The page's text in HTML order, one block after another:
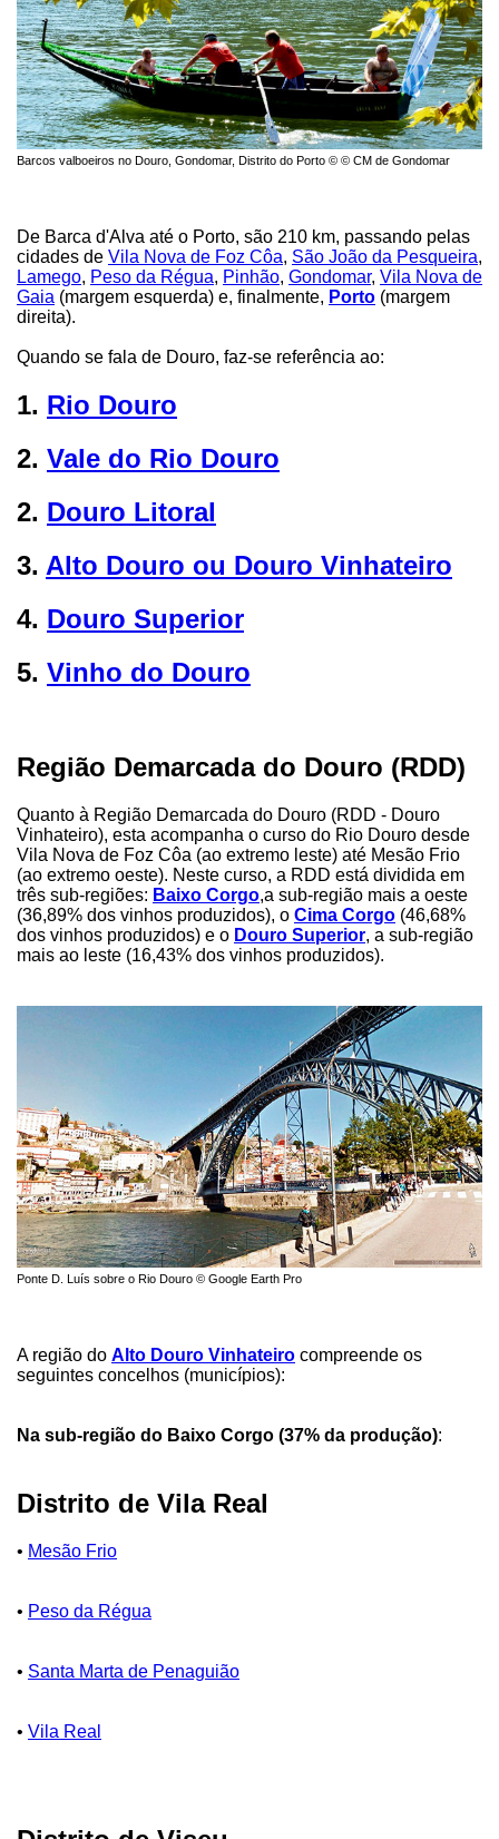
Barcos valboeiros no Douro, Gondomar, Distrito do Porto © © CM de Gondomar
De Barca d'Alva até o Porto, são 210 km, passando pelas
cidades de Vila Nova de Foz Côa, São João da Pesqueira,
Lamego, Peso da Régua, Pinhão, Gondomar, Vila Nova de
Gaia (margem esquerda) e, finalmente, Porto (margem
direita).
Quando se fala de Douro, faz-se referência ao:
1. Rio Douro
2. Vale do Rio Douro
2. Douro Litoral
3. Alto Douro ou Douro Vinhateiro
4. Douro Superior
5. Vinho do Douro
Região Demarcada do Douro (RDD)
Quanto à Região Demarcada do Douro (RDD - Douro
Vinhateiro), esta acompanha o curso do Rio Douro desde
Vila Nova de Foz Côa (ao extremo leste) até Mesão Frio
(ao extremo oeste). Neste curso, a RDD está dividida em
três sub-regiões: Baixo Corgo,a sub-região mais a oeste
(36,89% dos vinhos produzidos), o Cima Corgo (46,68%
dos vinhos produzidos) e o Douro Superior, a sub-região
mais ao leste (16,43% dos vinhos produzidos).
Ponte D. Luís sobre o Rio Douro © Google Earth Pro
A região do Alto Douro Vinhateiro compreende os
seguintes concelhos (municípios):
Na sub-região do Baixo Corgo (37% da produção):
Distrito de Vila Real
• Mesão Frio
• Peso da Régua
• Santa Marta de Penaguião
• Vila Real